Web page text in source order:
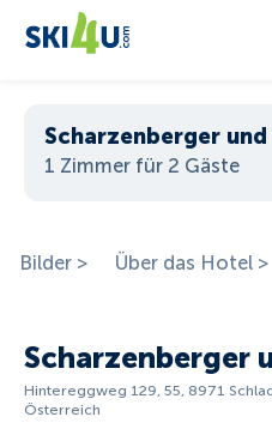
Scharzenberger
1 Zimmer für 2 Gäste
Bilder > Über das Hotel >
Scharzenberger
Hintereggweg 129, 55, 8971
Österreich